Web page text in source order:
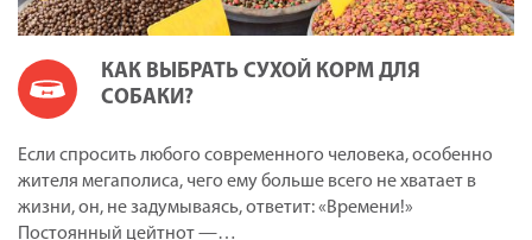
КАК ВЫБРАТЬ СУХОЙ КОРМ ДЛЯ
СОБАКИ?
Если спросить любого современного человека, особенно
жителя мегаполиса, чего ему больше всего не хватает в
жизни, он, не задумываясь, ответит: «Времени!»
Постоянный цейтнот —…